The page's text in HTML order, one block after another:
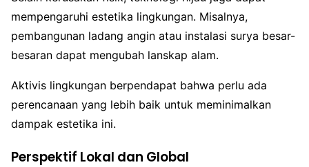
mempengaruhi estetika lingkungan. Misalnya,
pembangunan ladang angin atau instalasi surya besar-
besaran dapat mengubah lanskap alam.
Aktivis lingkungan berpendapat bahwa perlu ada
perencanaan yang lebih baik untuk meminimalkan
dampak estetika ini.
Perspektif Lokal dan Global